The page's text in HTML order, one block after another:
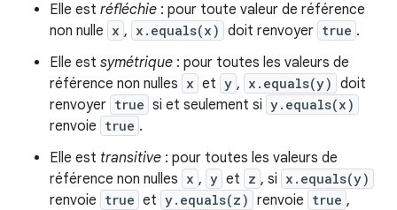
Elle est réfléchie : pour toute valeur de référence
non nulle x , x.equals(x) doit renvoyer true .
Elle est symétrique : pour toutes les valeurs de
référence non nulles x et y , x.equals(y) doit
renvoyer true si et seulement si y.equals(x)
renvoie true .
Elle est transitive : pour toutes les valeurs de
référence non nulles x , y et z , si x.equals(y)
renvoie true et y.equals(z) renvoie true ,